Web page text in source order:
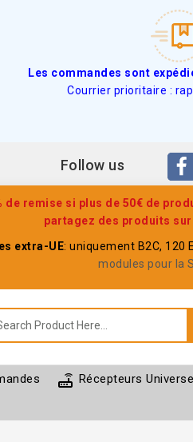
Les commandes sont
Courrier prioritaire :
Follow us
de remise si plus de 50€ de
partagez des produits
extra-UE: uniquement B2C, 120
modules pour la
router Récepteurs